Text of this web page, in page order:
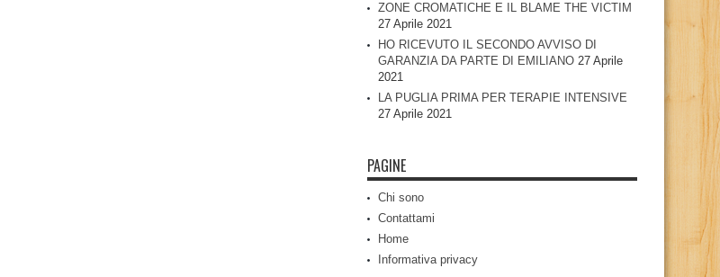
ZONE CROMATICHE E IL BLAME THE VICTIM
27 Aprile 2021
HO RICEVUTO IL SECONDO AVVISO DI
GARANZIA DA PARTE DI EMILIANO 27 Aprile
2021
LA PUGLIA PRIMA PER TERAPIE INTENSIVE
27 Aprile 2021
PAGINE
Chi sono
Contattami
Home
Informativa privacy